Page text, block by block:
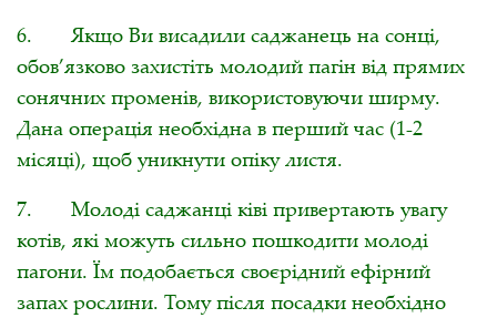
6. Якщо Ви висадили саджанець на сонці,
обов’язково захистіть молодий пагін від прямих
сонячних променів, використовуючи ширму.
Дана операція необхідна в перший час (1-2
місяці), щоб уникнути опіку листя.
7. Молоді саджанці ківі привертають увагу
котів, які можуть сильно пошкодити молоді
пагони. Їм подобається своєрідний ефірний
запах рослини. Тому після посадки необхідно